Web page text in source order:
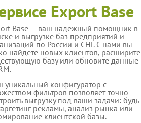
Export Base
Base — ваш надежный помощник в
и выгрузке баз предприятий и
по России и СНГ. С нами вы
найдете новых клиентов, расширите
базу или обновите данные
уникальный конфигуратор с
фильтров позволяет точно
выгрузку под ваши задачи: будь
рекламы, анализ рынка или
клиентской базы.